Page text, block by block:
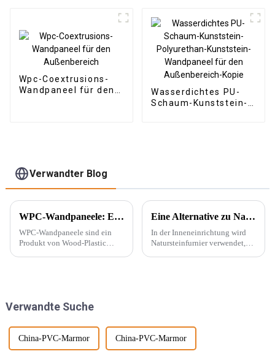
Geriffelte Wpc
Wandpaneel
Wpc-Coextrusions-
Wandpaneel für den
Wasserdichtes PU-
Schaum-Kunststein-
Verwandter Blog
WPC-Wandpaneele: Ein neuer Baustofftyp
WPC-Wandpaneele sind ein
Produkt von Wood-Plastic
und wird mit ... gemischt.
Eine Alternative zu Naturstein – PU-Stein
In der Inneneinrichtung wird
Natursteinfurnier verwendet,
Verwandte Suche
China-PVC-Marmor China-PVC-Marmor